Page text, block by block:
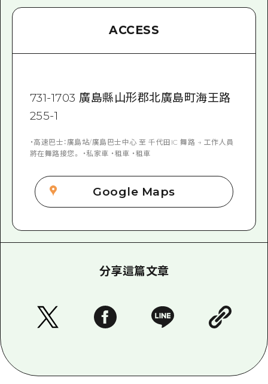
ACCESS
731-1703 廣島縣山形郡北廣島町海王路
255-1
・高速巴士：廣島站/廣島巴士中心 至 千代田IC 舞路 → 工作人員
將在舞路接您。 ・私家車 ・租車 ・租車
Google Maps
分享這篇文章